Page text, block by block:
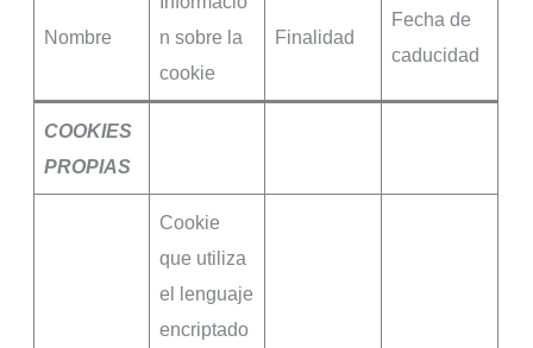
Nombre
n sobre la
cookie
Finalidad
Fecha de
caducidad
COOKIES
PROPIAS
Cookie
que utiliza
el lenguaje
encriptado